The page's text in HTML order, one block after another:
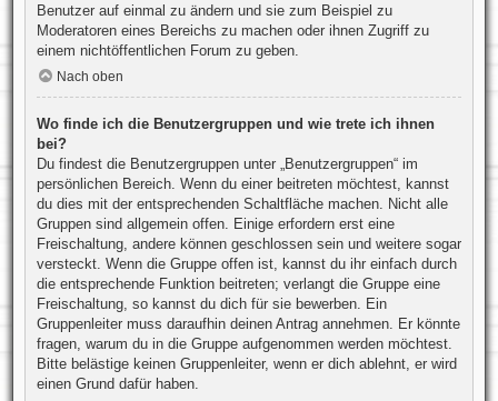
Benutzer auf einmal zu ändern und sie zum Beispiel zu
Moderatoren eines Bereichs zu machen oder ihnen Zugriff zu
einem nichtöffentlichen Forum zu geben.
Nach oben
Wo finde ich die Benutzergruppen und wie trete ich ihnen
bei?
Du findest die Benutzergruppen unter „Benutzergruppen“ im
persönlichen Bereich. Wenn du einer beitreten möchtest, kannst
du dies mit der entsprechenden Schaltfläche machen. Nicht alle
Gruppen sind allgemein offen. Einige erfordern erst eine
Freischaltung, andere können geschlossen sein und weitere sogar
versteckt. Wenn die Gruppe offen ist, kannst du ihr einfach durch
die entsprechende Funktion beitreten; verlangt die Gruppe eine
Freischaltung, so kannst du dich für sie bewerben. Ein
Gruppenleiter muss daraufhin deinen Antrag annehmen. Er könnte
fragen, warum du in die Gruppe aufgenommen werden möchtest.
Bitte belästige keinen Gruppenleiter, wenn er dich ablehnt, er wird
einen Grund dafür haben.